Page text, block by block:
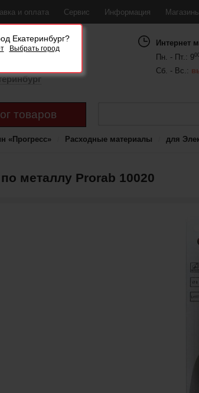
и оплата Сервис Информация Магазины
Екатеринбург?
Выбрать город
Интернет
Пн. - Пт.: 9
Сб. - Вс.:
товаров
«Прогресс» Расходные материалы для
металлу Prorab 10020